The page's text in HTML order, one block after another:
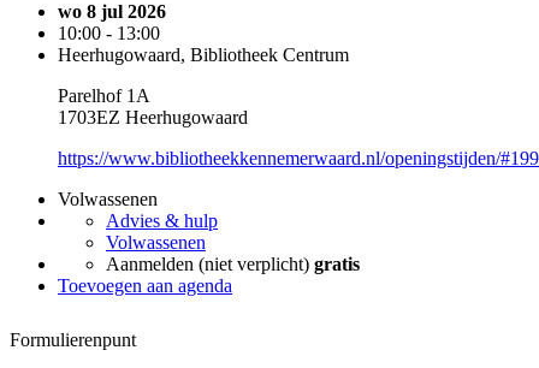
wo 8 jul 2026
10:00 - 13:00
Heerhugowaard, Bibliotheek Centrum
Parelhof 1A
1703EZ Heerhugowaard
https://www.bibliotheekkennemerwaard.nl/openingstijden/
Volwassenen
Advies & hulp
Volwassenen
Aanmelden (niet verplicht) gratis
Toevoegen aan agenda
Formulierenpunt